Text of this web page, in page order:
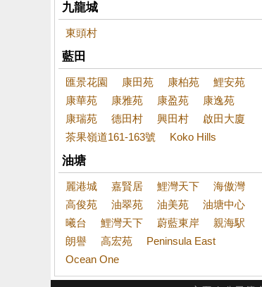
九龍城
東頭村
藍田
匯景花園 康田苑 康柏苑
鯉安苑
康華苑
康雅苑 康盈苑
康逸苑
康瑞苑
德田村 興田村
啟田大廈
茶果嶺道161-163號
Koko Hills
油塘
麗港城 嘉賢居 鯉灣天下
海傲灣
高俊苑
油翠苑 油美苑
油塘中心
曦台
鯉灣天下 蔚藍東岸
親海駅
朗譽
高宏苑
Peninsula East
Ocean One